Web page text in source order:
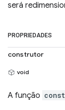
será
PROPRIEDADES
construtor
void
A função